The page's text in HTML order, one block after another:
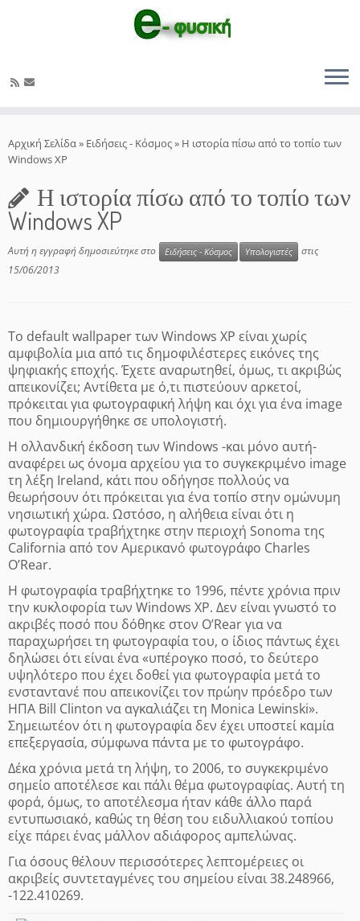
στο
περιεχόμενο
Αρχική Σελίδα» Ειδήσεις - Κόσμος» Η ιστορία πίσω από το τοπίο των
Windows XP
Η ιστορία πίσω από το τοπίο των
Windows XP
Αυτή η εγγραφή δημοσιεύτηκε στο Ειδήσεις - Κόσμος Υπολογιστές
στις
15/06/2013
Το default wallpaper των Windows XP είναι χωρίς
αμφιβολία μια από τις δημοφιλέστερες εικόνες της
ψηφιακής εποχής. Έχετε αναρωτηθεί, όμως, τι ακριβώς
απεικονίζει; Αντίθετα με ό,τι πιστεύουν αρκετοί,
πρόκειται για φωτογραφική λήψη και όχι για ένα image
που δημιουργήθηκε σε υπολογιστή.
Η ολλανδική έκδοση των Windows -και μόνο αυτή-
αναφέρει ως όνομα αρχείου για το συγκεκριμένο image
τη λέξη Ireland, κάτι που οδήγησε πολλούς να
θεωρήσουν ότι πρόκειται για ένα τοπίο στην ομώνυμη
νησιωτική χώρα. Ωστόσο, η αλήθεια είναι ότι η
φωτογραφία τραβήχτηκε στην περιοχή Sonoma της
California από τον Αμερικανό φωτογράφο Charles
O’Rear.
Η φωτογραφία τραβήχτηκε το 1996, πέντε χρόνια πριν
την κυκλοφορία των Windows XP. Δεν είναι γνωστό το
ακριβές ποσό που δόθηκε στον O’Rear για να
παραχωρήσει τη φωτογραφία του, ο ίδιος πάντως έχει
δηλώσει ότι είναι ένα «υπέρογκο ποσό, το δεύτερο
υψηλότερο που έχει δοθεί για φωτογραφία μετά το
ενσταντανέ που απεικονίζει τον πρώην πρόεδρο των
ΗΠΑ Bill Clinton να αγκαλιάζει τη Monica Lewinski».
Σημειωτέον ότι η φωτογραφία δεν έχει υποστεί καμία
επεξεργασία, σύμφωνα πάντα με το φωτογράφο.
Δέκα χρόνια μετά τη λήψη, το 2006, το συγκεκριμένο
σημείο αποτέλεσε και πάλι θέμα φωτογραφίας. Αυτή τη
φορά, όμως, το αποτέλεσμα ήταν κάθε άλλο παρά
εντυπωσιακό, καθώς τη θέση του ειδυλλιακού τοπίου
είχε πάρει ένας μάλλον αδιάφορος αμπελώνας.
Για όσους θέλουν περισσότερες λεπτομέρειες οι
ακριβείς συντεταγμένες του σημείου είναι 38.248966,
-122.410269.